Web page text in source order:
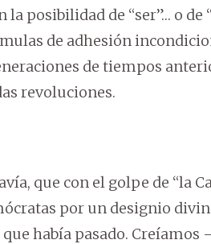
posibilidad de “ser”… o de
de adhesión
de tiempos
revoluciones.
que con el golpe de “la
por un designio
había pasado. Creíamos